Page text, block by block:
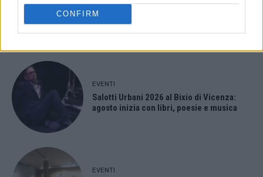
CONFIRM
“Teatro in casa”: il 5 agosto il primo
spettacolo a Marano Vicentino con Maria
Celeste Carobene
EVENTI
Salotti Urbani 2026 al Bixio di Vicenza:
agosto inizia con libri, poesie e musica
EVENTI